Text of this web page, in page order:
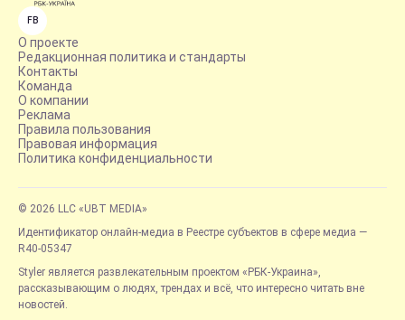
FB
О проекте
Редакционная политика и стандарты
Контакты
Команда
О компании
Реклама
Правила пользования
Правовая информация
Политика конфиденциальности
© 2026 LLC «UBT MEDIA»
Идентификатор онлайн-медиа в Реестре субъектов в сфере медиа —
R40-05347
Styler является развлекательным проектом «РБК-Украина»,
рассказывающим о людях, трендах и всё, что интересно читать вне
новостей.